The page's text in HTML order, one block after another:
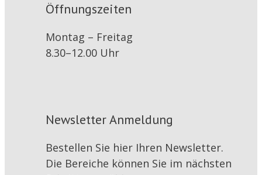
Öffnungszeiten
Montag – Freitag
8.30–12.00 Uhr
Newsletter Anmeldung
Bestellen Sie hier Ihren Newsletter.
Die Bereiche können Sie im nächsten